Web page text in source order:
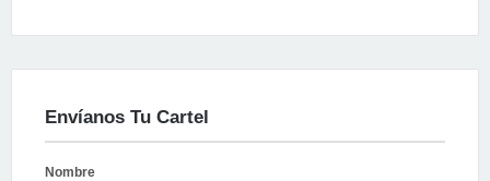
Envíanos Tu Cartel
Nombre